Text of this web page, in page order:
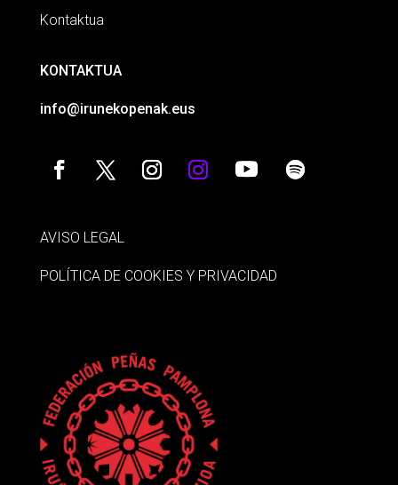
Kontaktua
KONTAKTUA
info@irunekopenak.eus
AVISO LEGAL
POLÍTICA DE COOKIES Y PRIVACIDAD